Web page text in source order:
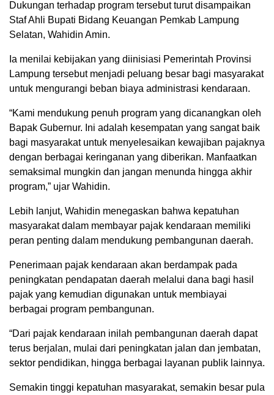
Dukungan terhadap program tersebut turut disampaikan
Staf Ahli Bupati Bidang Keuangan Pemkab Lampung
Selatan, Wahidin Amin.
Ia menilai kebijakan yang diinisiasi Pemerintah Provinsi
Lampung tersebut menjadi peluang besar bagi masyarakat
untuk mengurangi beban biaya administrasi kendaraan.
“Kami mendukung penuh program yang dicanangkan oleh
Bapak Gubernur. Ini adalah kesempatan yang sangat baik
bagi masyarakat untuk menyelesaikan kewajiban pajaknya
dengan berbagai keringanan yang diberikan. Manfaatkan
semaksimal mungkin dan jangan menunda hingga akhir
program,” ujar Wahidin.
Lebih lanjut, Wahidin menegaskan bahwa kepatuhan
masyarakat dalam membayar pajak kendaraan memiliki
peran penting dalam mendukung pembangunan daerah.
Penerimaan pajak kendaraan akan berdampak pada
peningkatan pendapatan daerah melalui dana bagi hasil
pajak yang kemudian digunakan untuk membiayai
berbagai program pembangunan.
“Dari pajak kendaraan inilah pembangunan daerah dapat
terus berjalan, mulai dari peningkatan jalan dan jembatan,
sektor pendidikan, hingga berbagai layanan publik lainnya.
Semakin tinggi kepatuhan masyarakat, semakin besar pula